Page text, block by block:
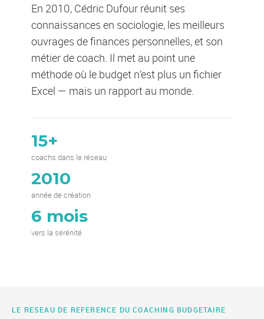
En 2010, Cédric Dufour réunit ses
connaissances en sociologie, les meilleurs
ouvrages de finances personnelles, et son
métier de coach. Il met au point une
méthode où le budget n’est plus un fichier
Excel — mais un rapport au monde.
15+
coachs dans le réseau
2010
année de création
6 mois
vers la sérénité
LE RESEAU DE REFERENCE DU COACHING BUDGETAIRE